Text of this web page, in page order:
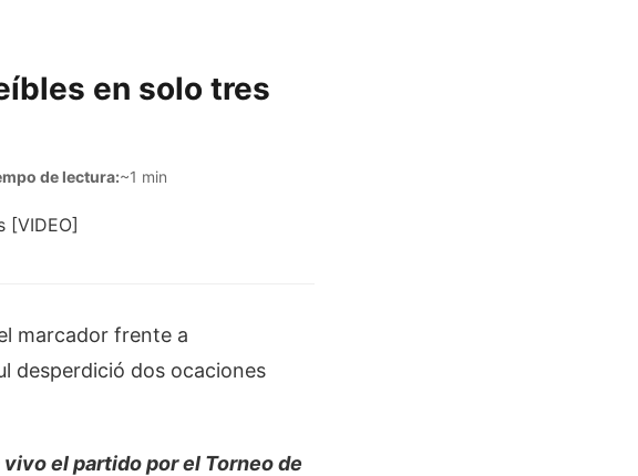
en solo tres
de lectura:~1 min
marcador frente a
desperdició dos ocaciones
el partido por el Torneo de